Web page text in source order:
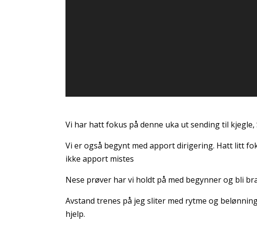
Vi har hatt fokus på denne uka ut sending til
Vi er også begynt med apport dirigering. Hatt litt
ikke apport mistes
Nese prøver har vi holdt på med begynner og bli
Avstand trenes på jeg sliter med rytme og
hjelp.